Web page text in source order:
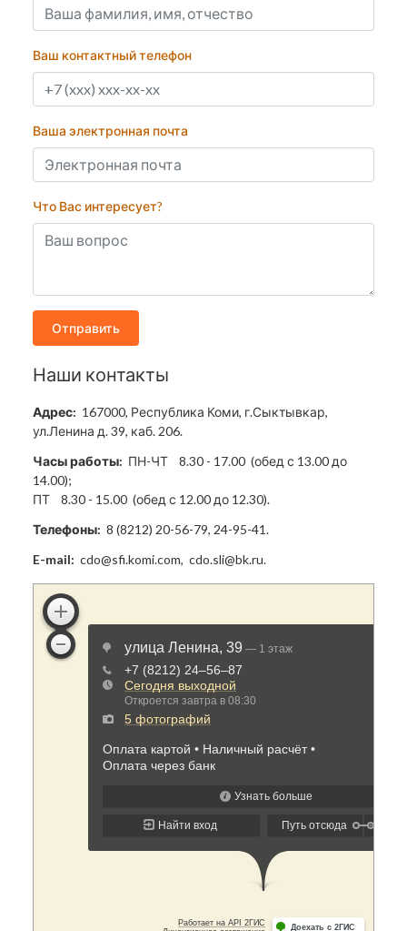
Ваш контактный телефон
Ваша электронная почта
Что Вас интересует?
Отправить
Наши контакты
Адрес: 167000, Республика Коми, г.Сыктывкар,
ул.Ленина д. 39, каб. 206.
Часы работы: ПН-ЧТ 8.30 - 17.00 (обед с 13.00 до
14.00);
ПТ 8.30 - 15.00 (обед с 12.00 до 12.30).
Телефоны: 8 (8212) 20-56-79, 24-95-41.
E-mail: cdo@sfi.komi.com, cdo.sli@bk.ru.